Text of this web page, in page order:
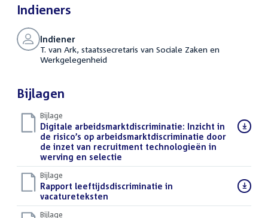
Indieners
Indiener
T. van Ark, staatssecretaris van Sociale Zaken en
Werkgelegenheid
Bijlagen
Bijlage
Download
bestand:
Digitale arbeidsmarktdiscriminatie: Inzicht in
de risico’s op arbeidsmarktdiscriminatie door
de inzet van recruitment technologieën in
werving en selectie
Bijlage
Download
bestand:
Rapport leeftijdsdiscriminatie in
vacatureteksten
Bijlage